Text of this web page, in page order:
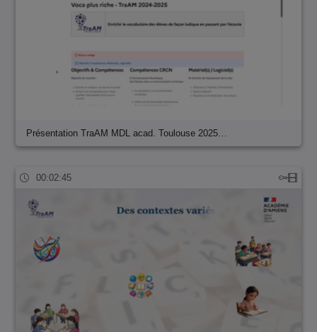
Présentation TraAM MDL acad. Toulouse 2025…
00:02:45